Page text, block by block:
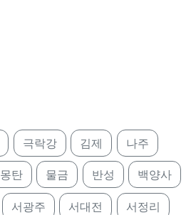
극락강 김제 나주
몽탄 물금 반성 백양사
서광주 서대전 서정리